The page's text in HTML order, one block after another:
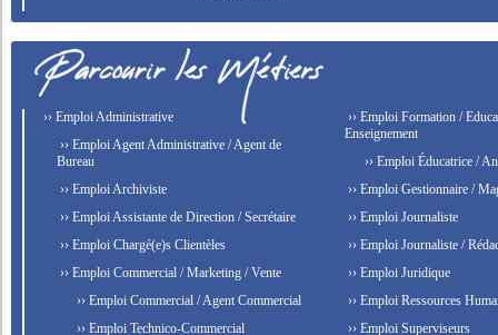
›› Emploi Administrative
›› Emploi Agent Administrative / Agent de
Bureau
›› Emploi Archiviste
›› Emploi Assistante de Direction / Secrétaire
›› Emploi Chargé(e)s Clientèles
›› Emploi Commercial / Marketing / Vente
›› Emploi Commercial / Agent Commercial
›› Emploi Technico-Commercial
›› Emploi Formation /
Enseignement
›› Emploi Éducatrice /
›› Emploi Gestionnaire /
›› Emploi Journaliste
›› Emploi Journaliste /
›› Emploi Juridique
›› Emploi Ressources
›› Emploi Superviseurs